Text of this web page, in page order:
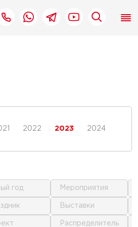
2022 2023
2024
год мероприятия
выставки
распределитель